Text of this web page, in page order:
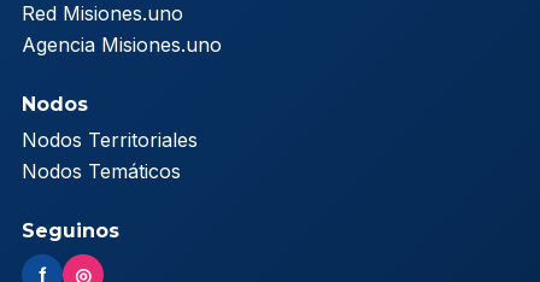
Red Misiones.uno
Agencia Misiones.uno
Nodos
Nodos Territoriales
Nodos Temáticos
Seguinos
f ◎